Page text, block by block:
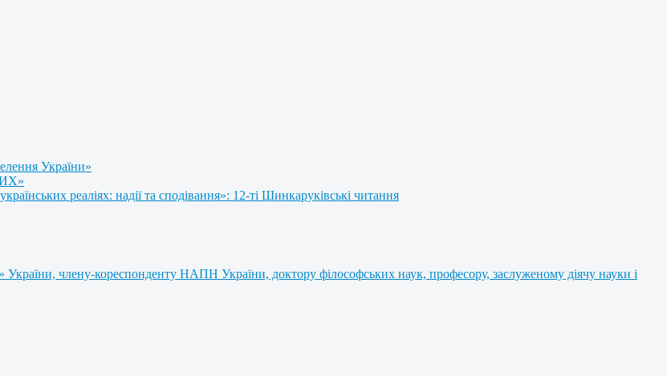
України»
реаліях: надії та сподівання»: 12-ті Шинкаруківські читання
члену-кореспонденту НАПН України, доктору філософських наук, професору, заслуженому діячу науки і